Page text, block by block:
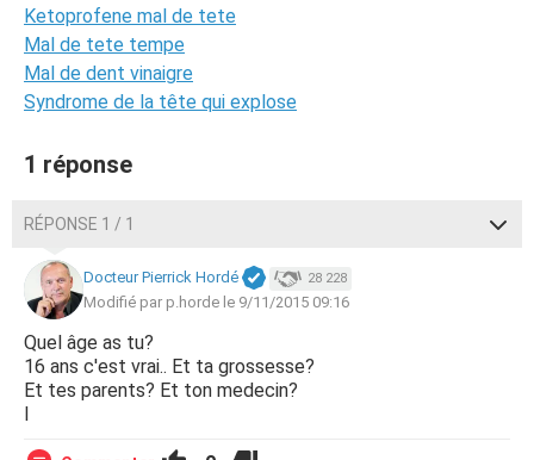
Ketoprofene mal de tete
Mal de tete tempe
Mal de dent vinaigre
Syndrome de la tête qui explose
1 réponse
RÉPONSE 1 / 1
Docteur Pierrick Hordé 28 228
Modifié par p.horde le 9/11/2015 09:16
Quel âge as tu?
16 ans c'est vrai.. Et ta grossesse?
Et tes parents? Et ton medecin?
I